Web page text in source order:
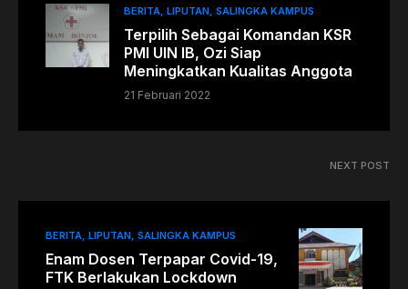
BERITA LIPUTAN SALINGKA KAMPUS
Terpilih Sebagai Komandan KSR
PMI UIN IB, Ozi Siap
Meningkatkan Kualitas Anggota
21 Februari 2022
NEXT POST
BERITA LIPUTAN SALINGKA KAMPUS
Enam Dosen Terpapar Covid-19,
FTK Berlakukan Lockdown